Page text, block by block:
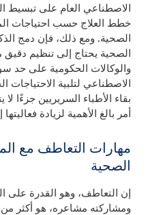
الاصطناعي العام على تبسيط
خطط العلاج حسب احتياجات
الصحية. ومع ذلك، فإن دمج
الصحية يحتاج إلى تنظيم
والوكالات الحكومية على حد
الاصطناعي لتلبية
بقاء الأطباء السريريين جزءًا
أمر بالغ الأهمية لزيادة
مهارات التعاطف مع
الصحية
إن التعاطف، وهو القدرة
ومشاركته مشاعره، هو أكثر